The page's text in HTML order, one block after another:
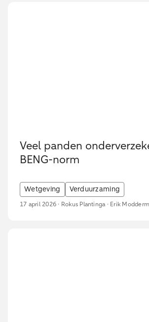
Veel panden
BENG-norm
Wetgeving Verduurzaming
17 april 2026 · Rokus Plantinga · Erik